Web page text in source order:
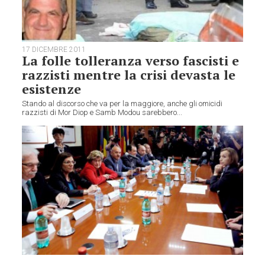
17 DICEMBRE 2011
La folle tolleranza verso fascisti e
razzisti mentre la crisi devasta le
esistenze
Stando al discorso che va per la maggiore, anche gli omicidi
razzisti di Mor Diop e Samb Modou sarebbero...